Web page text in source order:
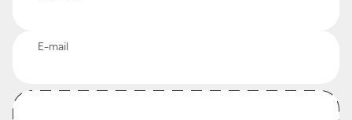
E-mail